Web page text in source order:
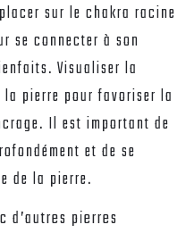
sur le chakra racine
se connecter à son
Visualiser la
pierre pour favoriser la
Il est important de
et de se
de la pierre.
d’autres pierres